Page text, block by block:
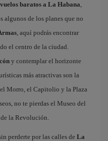
vuelos baratos a La Habana,
algunos de los planes que no
, aquí podrás encontrar
el centro de la ciudad.
y contemplar el horizonte
más atractivas son la
Morro, el Capitolio y la Plaza
no te pierdas el Museo del
la Revolución.
perderte por las calles de La